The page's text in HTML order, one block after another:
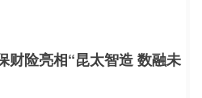
财险亮相“昆太智造 数融未